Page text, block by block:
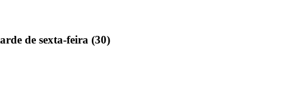
de sexta-feira (30)